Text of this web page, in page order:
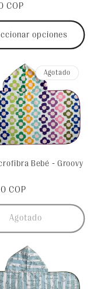
COP
opciones
Agotado
Bebé - Groovy
COP
Agotado